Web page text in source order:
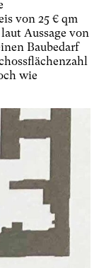
von 25 € qm
Aussage von
Baubedarf
wie